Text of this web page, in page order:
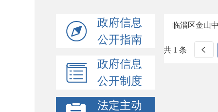
政府信息
公开指南
政府信息
公开制度
法定主动
临淄区金山
共 1 条